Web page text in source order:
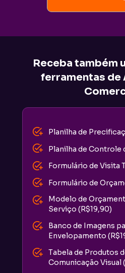
Receba também
ferramentas de
Planilha de
Planilha de Controle
Formulário de Visita
Formulário de
Modelo de
Serviço (R$19,90)
Banco de Imagens
Envelopamento
Tabela de Produtos
Comunicação Visual